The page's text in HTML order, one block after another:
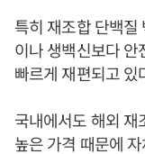
특히 재조합 단백질
이나 생백신보다
빠르게 재편되고 있
국내에서도 해외
높은 가격 때문에